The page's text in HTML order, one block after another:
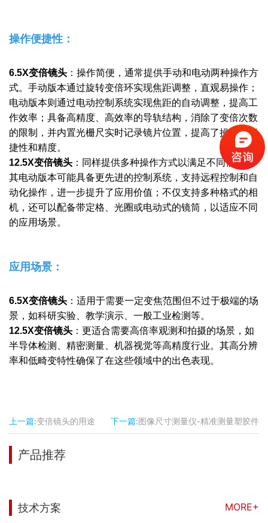
操作便捷性：
6.5X变倍镜头 ： 操作简便，通常提供手动和电动两种操作方
式。手动版本通过旋转变倍环实现焦距调整，直观易操作；
电动版本则通过电动控制系统实现焦距的自动调整，提高工
作效率；具备高精度、高效率的导轨结构，消除了变倍次数
的限制，并内置光栅尺实时记录镜片位置，提高了操作的便
捷性和精度。
12.5X变倍镜头 ： 同样提供多种操作方式以满足不同需求。
其电动版本可能具备更先进的控制系统，支持远程控制和自
动化操作，进一步提升了应用价值； 不仅支持多种格式的相
机，还可以配备带定格、光圈或电动式的镜筒，以适应不同
的应用场景。
应用场景：
6.5X变倍镜头 ： 适用于需要一定变焦范围但不过于极端的场
景，如科研实验、教学演示、一般工业检测等。
12.5X变倍镜头 ： 更适合需要高倍率观测和拍摄的场景，如
半导体检测、精密测量、机器视觉等高精度行业。其高分辨
率和低畸变特性确保了在这些领域中的出色表现。
上一篇:变倍镜头的用途 下一篇:图像尺寸测量仪-精准测量塑胶件
产品推荐
技术方案
MORE+